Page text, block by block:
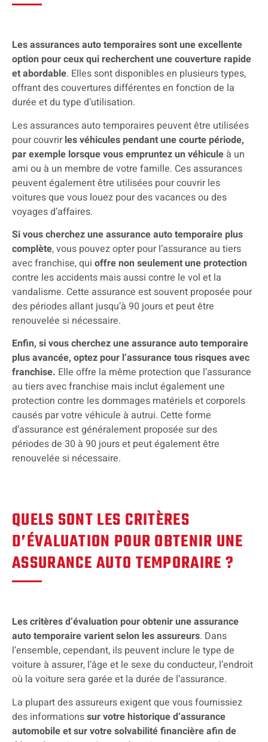
Les assurances auto temporaires sont une excellente
option pour ceux qui recherchent une couverture rapide
et abordable. Elles sont disponibles en plusieurs types,
offrant des couvertures différentes en fonction de la
durée et du type d’utilisation.
Les assurances auto temporaires peuvent être utilisées
pour couvrirles véhicules pendant une courte période,
par exemple lorsque vous empruntez un véhicule à un
ami ou à un membre de votre famille. Ces assurances
peuvent également être utilisées pour couvrir les
voitures que vous louez pour des vacances ou des
voyages d’affaires.
Si vous cherchez une assurance auto temporaire plus
complète, vous pouvez opter pour l’assurance au tiers
avec franchise, qui offre non seulement une protection
contre les accidents mais aussi contre le vol et la
vandalisme. Cette assurance est souvent proposée pour
des périodes allant jusqu’à 90 jours et peut être
renouvelée si nécessaire.
Enfin, si vous cherchez une assurance auto temporaire
plus avancée, optez pour l’assurance tous risques avec
franchise. Elle offre la même protection que l’assurance
au tiers avec franchise mais inclut également une
protection contre les dommages matériels et corporels
causés par votre véhicule à autrui. Cette forme
d’assurance est généralement proposée sur des
périodes de 30 à 90 jours et peut également être
renouvelée si nécessaire.
QUELS SONT LES CRITÈRES
D’ÉVALUATION POUR OBTENIR UNE
ASSURANCE AUTO TEMPORAIRE ?
Les critères d’évaluation pour obtenir une assurance
auto temporaire varient selon les assureurs. Dans
l’ensemble, cependant, ils peuvent inclure le type de
voiture à assurer, l’âge et le sexe du conducteur, l’endroit
où la voiture sera garée et la durée de l’assurance.
La plupart des assureurs exigent que vous fournissiez
des informationssur votre historique d’assurance
automobile et sur votre solvabilité financière afin de